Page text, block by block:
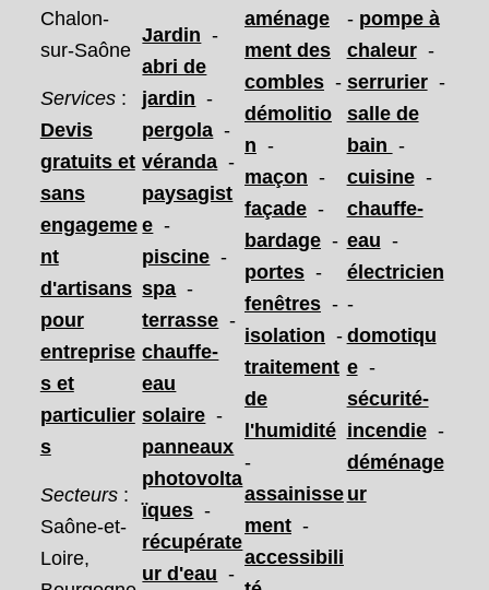
Chalon-
sur-Saône
Services:
Devis
gratuits et
sans
engageme
nt
d'artisans
pour
entreprise
s et
particulier
s
Secteurs :
Saône-et-
Loire,
Jardin -
abri de
jardin -
pergola -
véranda -
paysagist
e -
piscine -
spa -
terrasse -
chauffe-
eau
solaire -
panneaux
photovolta
ïques -
récupérate
ur d'eau -
aménage
ment des
combles -
démolitio
n -
maçon -
façade -
bardage -
portes -
fenêtres -
isolation -
traitement
de
l'humidité
-
assainisse
ment -
accessibili
- pompe à
chaleur -
serrurier -
salle de
bain -
cuisine -
chauffe-
eau -
électricien
-
domotiqu
e -
sécurité-
incendie -
déménage
ur